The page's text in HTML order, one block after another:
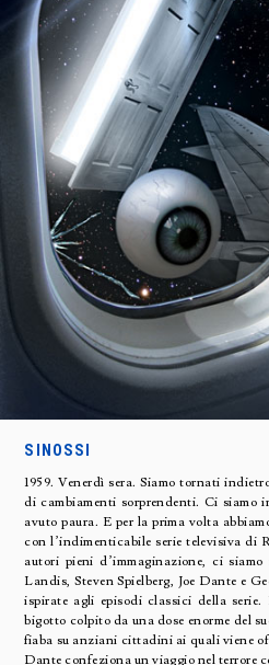
SINOSSI
1959. Venerdì sera. Siamo tornati
di cambiamenti sorprendenti. Ci siamo
avuto paura. E per la prima volta
con l’indimenticabile serie televisiva di
autori pieni d’immaginazione, ci
Landis, Steven Spielberg, Joe Dante e
ispirate agli episodi classici della
bigotto colpito da una dose enorme del
fiaba su anziani cittadini ai quali viene
Dante confeziona un viaggio nel terrore